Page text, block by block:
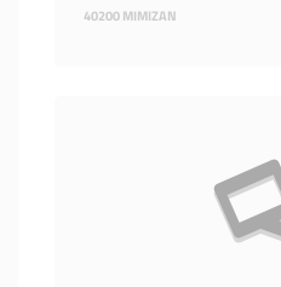
40200 MIMIZAN